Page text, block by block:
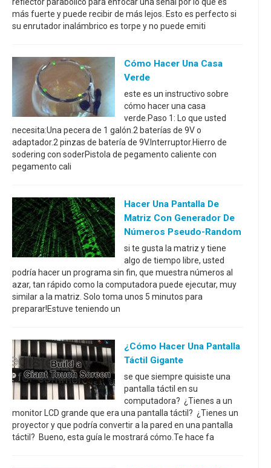
más fuerte y puede recibir de más lejos. Esto es perfecto si
su enrutador inalámbrico es torpe y no puede emiti
Cómo Hacer Una Casa
Verde
este es un instructivo sobre
cómo hacer una casa
verde.Paso 1: Lo que usted
necesita:Una pecera de 1 galón.2 baterías de 9V o
adaptador.2 pinzas de batería de 9V.Interruptor.Hierro de
sodering con soderPistola de pegamento caliente con
pegamento cali
Hacer Una Pantalla De
Matriz Con Generador De
Números Pseudo-Random
si te gusta la matriz y tiene
algo de tiempo libre, usted
podría hacer un programa sin fin, que muestra números al
azar, tan rápido como la computadora puede ejecutar, muy
similar a la matriz. Solo toma unos 5 minutos para
preparar!Estuve teniendo un
¿Cómo Hacer Una Pantalla
Táctil Gigante
se que siempre quisiste una
pantalla táctil en su
computadora? ¿Tienes a un
monitor LCD grande que era una pantalla táctil? ¿Tienes un
proyector y que podría convertir a la pared en una pantalla
táctil? Bueno, esta guía le mostrará cómo.Te hace fa